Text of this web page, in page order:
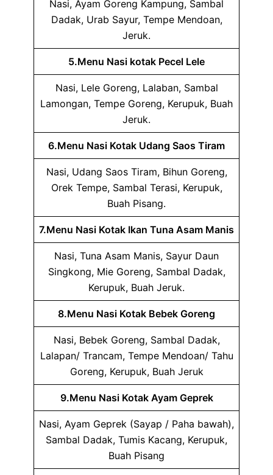
Nasi, Ayam Goreng Kampung, Sambal
Dadak, Urab Sayur, Tempe Mendoan,
Jeruk.
5.Menu Nasi kotak Pecel Lele
Nasi, Lele Goreng, Lalaban, Sambal
Lamongan, Tempe Goreng, Kerupuk, Buah
Jeruk.
6.Menu Nasi Kotak Udang Saos Tiram
Nasi, Udang Saos Tiram, Bihun Goreng,
Orek Tempe, Sambal Terasi, Kerupuk,
Buah Pisang.
7.Menu Nasi Kotak Ikan Tuna Asam Manis
Nasi, Tuna Asam Manis, Sayur Daun
Singkong, Mie Goreng, Sambal Dadak,
Kerupuk, Buah Jeruk.
8.Menu Nasi Kotak Bebek Goreng
Nasi, Bebek Goreng, Sambal Dadak,
Lalapan/ Trancam, Tempe Mendoan/ Tahu
Goreng, Kerupuk, Buah Jeruk
9.Menu Nasi Kotak Ayam Geprek
Nasi, Ayam Geprek (Sayap / Paha bawah),
Sambal Dadak, Tumis Kacang, Kerupuk,
Buah Pisang